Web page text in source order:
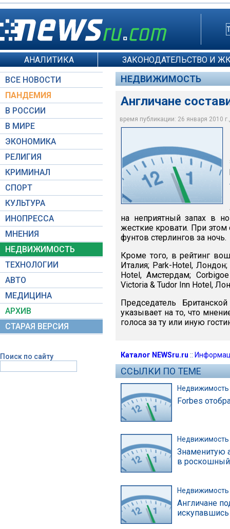
АНАЛИТИКА ЗАКОНОДАТЕЛЬСТВО И
ВСЕ НОВОСТИ
ПАНДЕМИЯ
В РОССИИ
В МИРЕ
ЭКОНОМИКА
РЕЛИГИЯ
КРИМИНАЛ
СПОРТ
КУЛЬТУРА
ИНОПРЕССА
МНЕНИЯ
НЕДВИЖИМОСТЬ
ТЕХНОЛОГИИ
АВТО
МЕДИЦИНА
АРХИВ
СТАРАЯ ВЕРСИЯ
Поиск по сайту
НЕДВИЖИМОСТЬ
Англичане
время публикации: 26 января 2010
на неприятный запах в
жесткие кровати. При этом
фунтов стерлингов за ночь.
Кроме того, в рейтинг
Италия; Park-Hotel,
Hotel, Амстердам;
Victoria & Tudor Inn Hotel,
Председатель
указывает на то, что
голоса за ту или иную
Каталог NEWSru.ru ::
ССЫЛКИ ПО ТЕМЕ
Недвижимость
Forbes
Недвижимость
Знаменитую
в роскошный
Недвижимость
Англичане